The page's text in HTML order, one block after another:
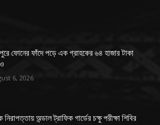
ফোনের ফাঁদে পড়ে এক গ্রাহকের ৬৪ হাজার টাকা
6, 2026
অন্ডাল ট্রাফিক গার্ডের চক্ষু পরীক্ষা শিবির